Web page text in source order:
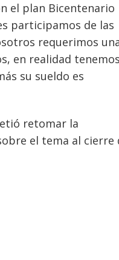
el plan Bicentenario
participamos de las
requerimos
en realidad tenemos
su sueldo es
retomar la
el tema al cierre